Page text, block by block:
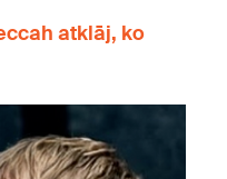
atklāj, ko